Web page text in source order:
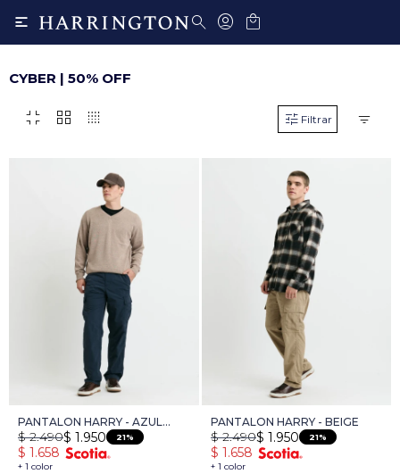

CYBER | 50% OFF
fullscreen_exit grid_view transition_dissolve
PANTALON HARRY - AZUL
OSCURO
+ 1 color
$ 1.950
$ 2.490 21
$ 1.658
PANTALON HARRY - BEIGE
+ 1 color
$ 1.950
$ 2.490 21
$ 1.658